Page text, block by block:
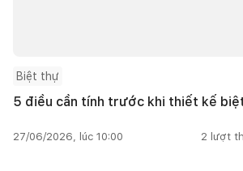
Biệt thự
5 điều cần tính trước khi thiết kế
27/06/2026, lúc 10:00 2 lượt